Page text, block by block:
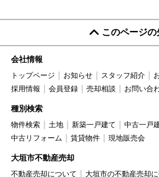
このページの
会社情報
トップページ お知らせ スタッフ紹介
採用情報
会員登録 売却相談 お問い合
種別検索
物件検索 土地 新築一戸建て 中古一戸
中古リフォーム
賃貸物件 現地販売会
大垣市不動産売却
不動産売却について 大垣市の不動産売却